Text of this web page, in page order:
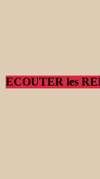
ECOUTER les